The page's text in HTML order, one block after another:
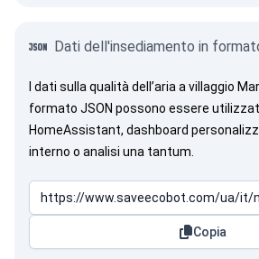
Dati dell'insediamento in
I dati sulla qualità dell’aria a villaggio
formato JSON possono essere
HomeAssistant, dashboard
interno o analisi una tantum.
Copia